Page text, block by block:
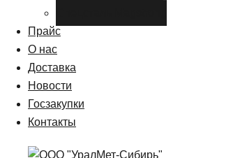
Прайс
О нас
Доставка
Новости
Госзакупки
Контакты